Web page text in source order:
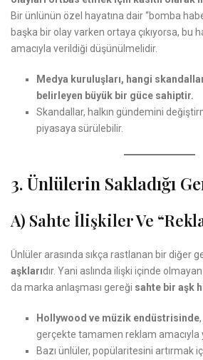
Bir ünlünün özel hayatına dair “bomba
başka bir olay varken ortaya çıkıyorsa, bu
amacıyla verildiği düşünülmelidir.
Medya kuruluşları, hangi
belirleyen büyük bir güce sahiptir.
Skandallar, halkın gündemini
piyasaya sürülebilir.
3. Ünlülerin Sakladığı
A) Sahte İlişkiler Ve
Ünlüler arasında sıkça rastlanan bir diğer
aşklarıdır. Yani aslında ilişki içinde
da marka anlaşması gereği sahte bir aşk
Hollywood ve müzik endüstrisinde
gerçekte tamamen reklam amacıyla
Bazı ünlüler, popülaritesini artırmak